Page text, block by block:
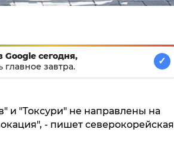
Google сегодня,
главное завтра.
✓
и "Токсури" не направлены на
- пишет северокорейская